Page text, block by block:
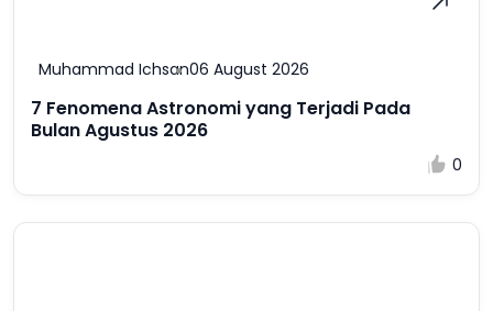
Muhammad Ichsan06 August 2026
7 Fenomena Astronomi yang Terjadi Pada
Bulan Agustus 2026
0